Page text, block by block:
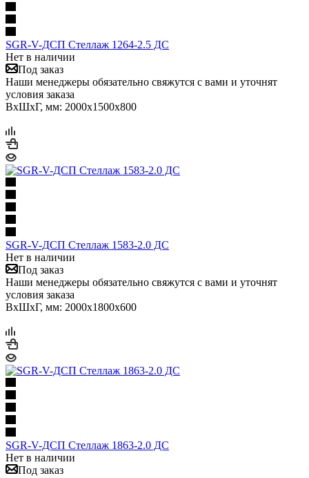
SGR-V-ДСП Стеллаж 1264-2.5 ДС
Нет в наличии
Под заказ
Наши менеджеры обязательно свяжутся с вами и уточнят
условия заказа
ВхШхГ, мм: 2000x1500x800
SGR-V-ДСП Стеллаж 1583-2.0 ДС
Нет в наличии
Под заказ
Наши менеджеры обязательно свяжутся с вами и уточнят
условия заказа
ВхШхГ, мм: 2000x1800x600
SGR-V-ДСП Стеллаж 1863-2.0 ДС
Нет в наличии
Под заказ